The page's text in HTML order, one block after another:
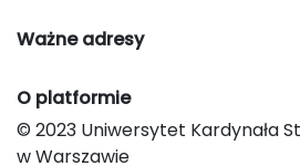
Ważne adresy
O platformie
© 2023 Uniwersytet Kardynała
w Warszawie